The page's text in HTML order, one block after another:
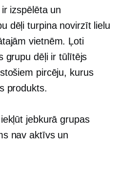
izspēlēta un
dēļi turpina novirzīt lielu
vietnēm. Ļoti
grupu dēļi ir tūlītējs
pircēju, kurus
produkts.
jebkurā grupas
nav aktīvs un